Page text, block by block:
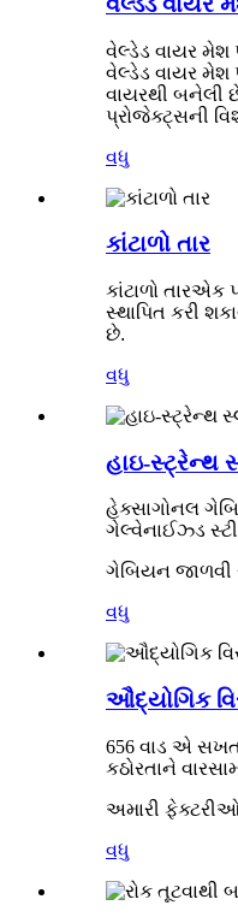
વેલ્ડેડ વાયર
વેલ્ડેડ વાયર મેશ
વાયરથી બનેલી
પ્રોજેક્ટ્સની
વધુ
કાંટાળો તાર
કાંટાળો તારએક
સ્થાપિત કરી
છે.
વધુ
હાઇ-સ્ટ્રેન્થ
હેક્સાગોનલ
ગેલ્વેનાઈઝ્ડ
ગેબિયન જાળવી
વધુ
ઔદ્યોગિક
656 વાડ એ
કઠોરતાને
અમારી
વધુ